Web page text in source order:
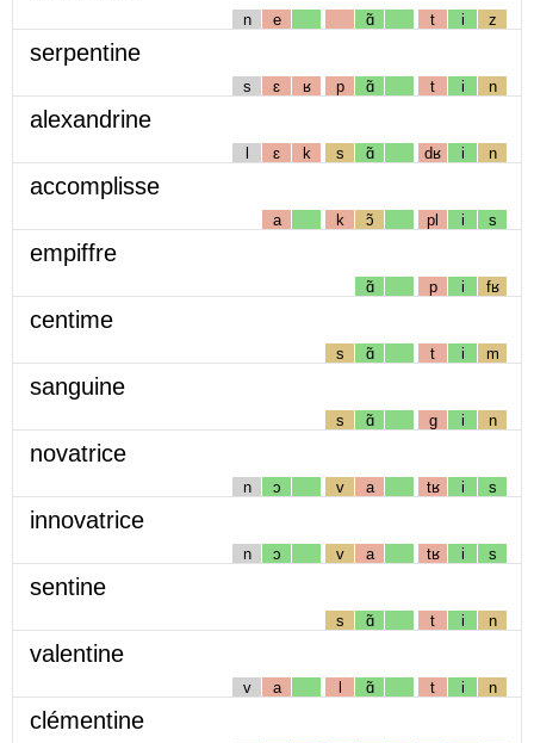
n e ɑ̃ t i z
serpentine
s ɛ ʁ p ɑ̃ t i n
alexandrine
l ɛ k s ɑ̃ dʁ i n
accomplisse
a k ɔ̃ pl i s
empiffre
ɑ̃ p i fʁ
centime
s ɑ̃ t i m
sanguine
s ɑ̃ g i n
novatrice
n ɔ v a tʁ i s
innovatrice
n ɔ v a tʁ i s
sentine
s ɑ̃ t i n
valentine
v a l ɑ̃ t i n
clémentine